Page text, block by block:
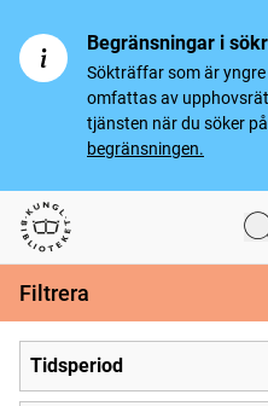
Begränsningar i
Sökträffar som är
omfattas av
tjänsten när du söker
begränsningen.
Svenska tidningar
Filtrera
Tidsperiod